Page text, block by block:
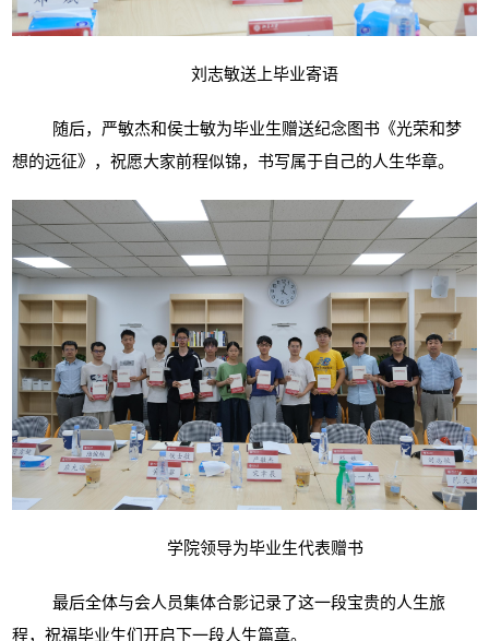
刘志敏送上毕业寄语
随后， 严敏杰和侯士敏为毕业生赠送纪念图书《光荣和梦
想的远征》，祝愿大家前程似锦，书写属于自己的人生华章。
学院领导为毕业生代表赠书
最后全体与会人员集体合影记录了这一段宝贵的人生旅
程，祝福毕业生们开启下一段人生篇章。